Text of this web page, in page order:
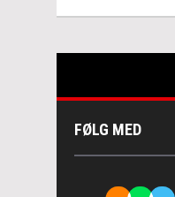
FØLG MED